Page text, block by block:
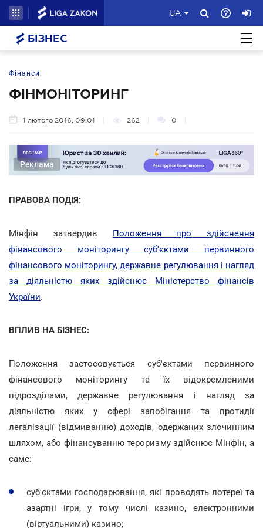
UA
БІЗНЕС
Фінанси
ФІНМОНІТОРИНГ
1 лютого 2016, 09:01 262 0
Реклама
ПРАВОВА ПОДІЯ:
Мінфін затвердив Положення про здійснення
фінансового моніторингу суб'єктами первинного
фінансового моніторингу, державне регулювання і нагляд
за діяльністю яких здійснює Міністерство фінансів
України.
ВПЛИВ НА БІЗНЕС:
Положення застосовується суб'єктами первинного
фінансового моніторингу та їх відокремленими
підрозділами, державне регулювання і нагляд за
діяльністю яких у сфері запобігання та протидії
легалізації (відмиванню) доходів, одержаних злочинним
шляхом, або фінансуванню тероризму здійснює Мінфін, а
саме:
суб'єктами господарювання, які проводять лотереї та
азартні ігри, у тому числі казино, електронними
(віртуальними) казино;